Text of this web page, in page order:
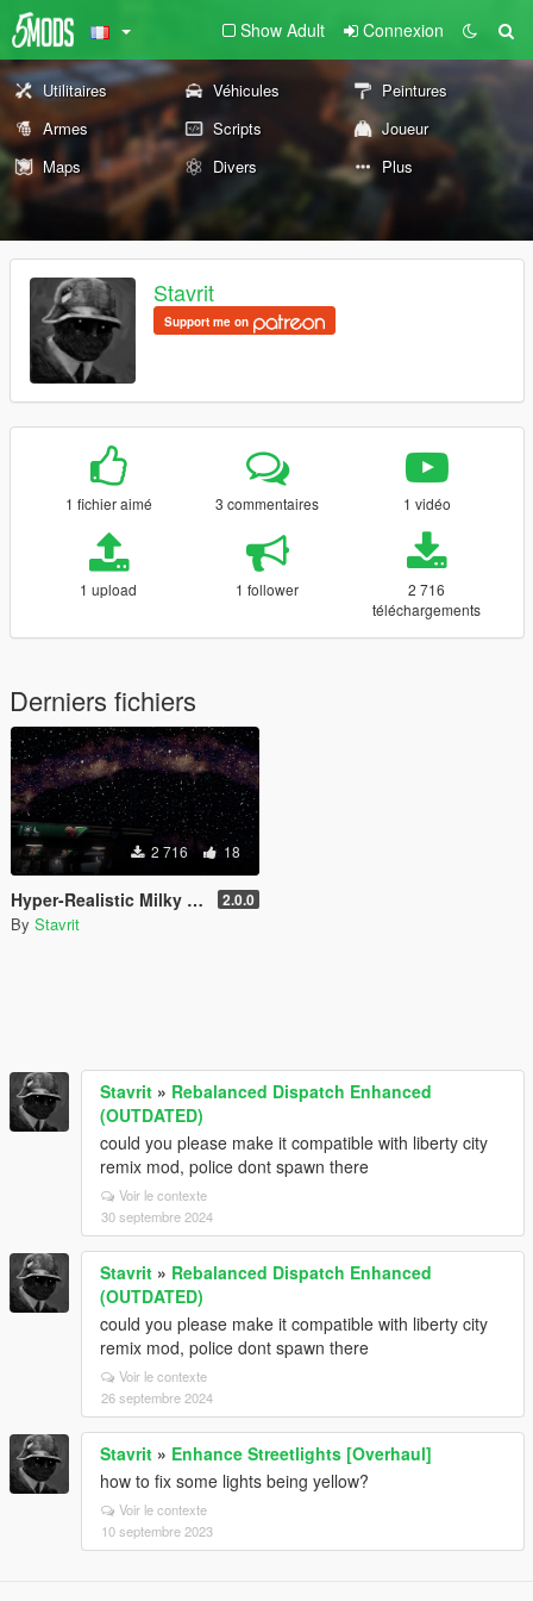
Show Adult Connexion
Utilitaires Véhicules
Peintures
Armes
Scripts
Joueur
Maps
Divers Plus
Stavrit
Support me on
1 fichier aimé 3 commentaires 1 vidéo
1 upload 1 follower
2 716
téléchargements
Derniers fichiers
2 716 18
Hyper-Realistic Milky Way Sky Starfield 2.0.0
By Stavrit
Stavrit » Rebalanced Dispatch Enhanced
(OUTDATED)
could you please make it compatible with liberty city
remix mod, police dont spawn there
Voir le contexte
30 septembre 2024
Stavrit » Rebalanced Dispatch Enhanced
(OUTDATED)
could you please make it compatible with liberty city
remix mod, police dont spawn there
Voir le contexte
26 septembre 2024
Stavrit » Enhance Streetlights [Overhaul]
how to fix some lights being yellow?
Voir le contexte
10 septembre 2023